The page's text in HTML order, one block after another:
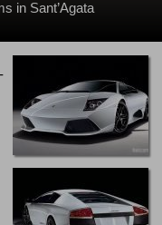
in Sant’Agata